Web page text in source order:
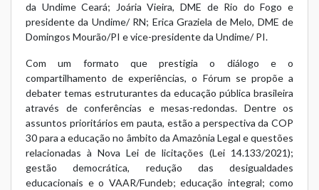
da Undime Ceará; Joária Vieira, DME de Rio do Fogo e
presidente da Undime/ RN; Erica Graziela de Melo, DME de
Domingos Mourão/PI e vice-presidente da Undime/ PI.
Com um formato que prestigia o diálogo e o
compartilhamento de experiências, o Fórum se propõe a
debater temas estruturantes da educação pública brasileira
através de conferências e mesas-redondas. Dentre os
assuntos prioritários em pauta, estão a perspectiva da COP
30 para a educação no âmbito da Amazônia Legal e questões
relacionadas à Nova Lei de licitações (Lei 14.133/2021);
gestão democrática, redução das desigualdades
educacionais e o VAAR/Fundeb; educação integral; como